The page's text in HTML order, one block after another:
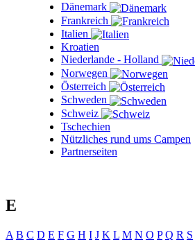
Dänemark
Frankreich
Italien
Kroatien
Niederlande - Holland
Norwegen
Österreich
Schweden
Schweiz
Tschechien
Nützliches rund ums Campen
Partnerseiten
E
A B C D E F G H I J K L M N O P Q R S